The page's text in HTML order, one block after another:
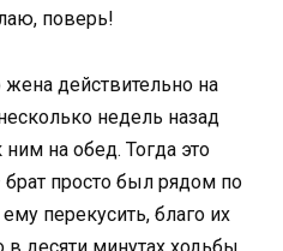
поверь!
жена действительно на
недель назад
на обед. Тогда это
просто был рядом по
перекусить, благо их
в десяти минутах ходьбы